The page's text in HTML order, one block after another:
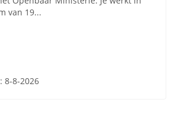
van 19...
8-8-2026